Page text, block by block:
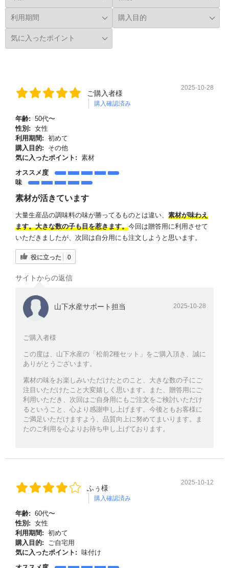
ご購入者様
購入確認済み
2025-10-28
年齢: 50代〜
性別: 女性
利用期間: 初めて
購入目的:
その他
気に入ったポイント: 素材
オススメ度
味
素材が活きています
大量生産品の調味料の味が勝ってるものとは違い、 素材が味わえ
ます。大きな数の子も目を惹きます。今回は贈答用に利用させて
いただきましたが、次回は自分用にも注文しようと思います。
役に立った 0
サイトからの返信
山下水産サポート担当 2025-10-28
ご購入者様
この度は、山下水産の「松前2種セット」をご購入頂き、誠に
ありがとうございます。
素材の味をお楽しみいただけたとのこと、大きな数の子にご
注目いただけたこと大変嬉しく思います。また、贈答用にご
利用いただき、次回はご自身用にもご注文をご検討いただけ
るということ、心より感謝申し上げます。今後ともお客様に
ご満足いただけますよう、品質向上に努めてまいります。ま
たのご利用を心よりお待ち申し上げております。
ふぅ様
購入確認済み
2025-10-12
年齢: 60代〜
性別: 女性
利用期間: 初めて
購入目的:
ご自宅用
気に入ったポイント: 味付け